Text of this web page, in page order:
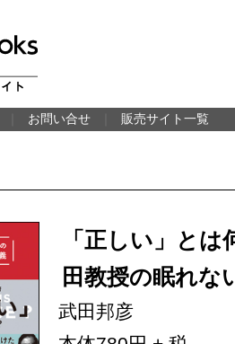
お問い合せ 販売サイト一覧
「正しい」と
田教授の眠れな
武田邦彦